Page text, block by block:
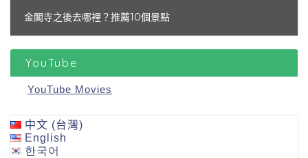
金閣寺之後去哪裡？推薦10個景點
YouTube
YouTube Movies
中文 (台灣)
English
한국어